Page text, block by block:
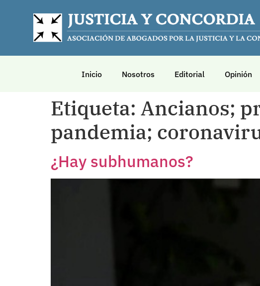
Inicio Nosotros Editorial Opinión
Etiqueta: Ancianos;
pandemia;
¿Hay subhumanos?